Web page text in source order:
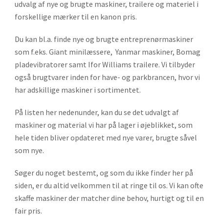
udvalg af nye og brugte maskiner, trailere og materiel i
forskellige mærker til en kanon pris.
Du kan bl.a. finde nye og brugte entreprenørmaskiner
som f.eks. Giant minilæssere, Yanmar maskiner, Bomag
pladevibratorer samt Ifor Williams trailere. Vi tilbyder
også brugtvarer inden for have- og parkbrancen, hvor vi
har adskillige maskiner i sortimentet.
På listen her nedenunder, kan du se det udvalgt af
maskiner og material vi har på lager i øjeblikket, som
hele tiden bliver opdateret med nye varer, brugte såvel
som nye.
Søger du noget bestemt, og som du ikke finder her på
siden, er du altid velkommen til at ringe til os. Vi kan ofte
skaffe maskiner der matcher dine behov, hurtigt og til en
fair pris.